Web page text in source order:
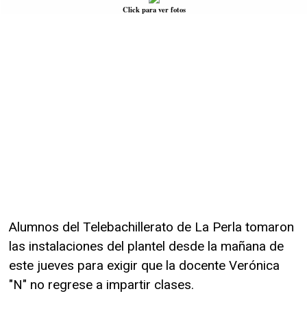
Click para ver fotos
Alumnos del Telebachillerato de La Perla tomaron
las instalaciones del plantel desde la mañana de
este jueves para exigir que la docente Verónica
"N" no regrese a impartir clases.